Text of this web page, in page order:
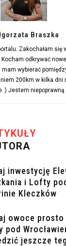
Braszka
Zakochałam się
odkrywać
wybierać
200km w kilka dni
:) Jestem niepoprawną
inwestycję
i Lofty
Kleczków
owoce prosto
pod
jeszcze